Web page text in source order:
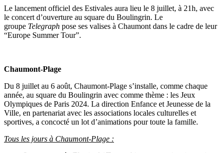
Le lancement officiel des Estivales aura lieu le 8 juillet, à 21h, avec
le concert d’ouverture au square du Boulingrin. Le
groupe Telegraph pose ses valises à Chaumont dans le cadre de leur
“Europe Summer Tour”.
Chaumont-Plage
Du 8 juillet au 6 août, Chaumont-Plage s’installe, comme chaque
année, au square du Boulingrin avec comme thème : les Jeux
Olympiques de Paris 2024. La direction Enfance et Jeunesse de la
Ville, en partenariat avec les associations locales culturelles et
sportives, a concocté un lot d’animations pour toute la famille.
Tous les jours à Chaumont-Plage :